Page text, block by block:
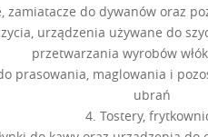
zamiatacze do dywanów oraz
urządzenia używane do
przetwarzania wyrobów
prasowania, maglowania i
ubrań
4. Tostery,